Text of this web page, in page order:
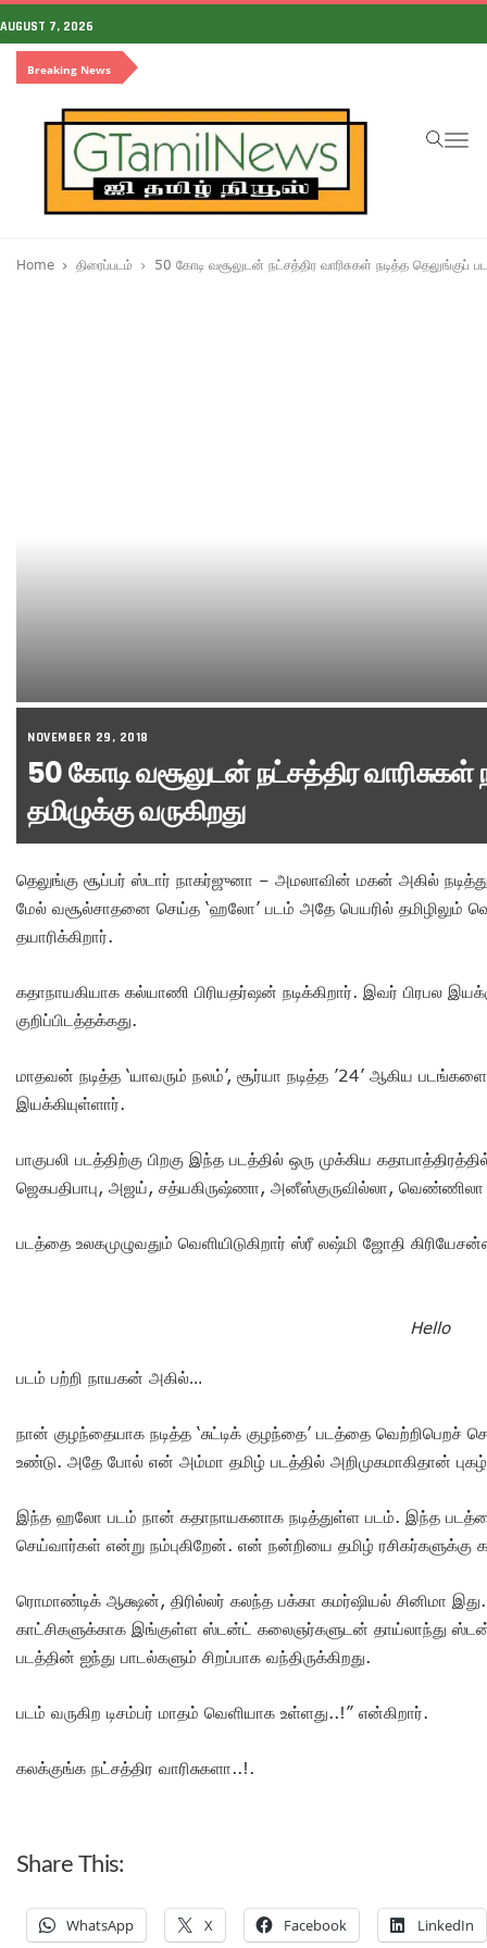
AUGUST 7, 2026
Breaking News
Home திரைப்படம் 50 கோடி வசூலுடன் நட்சத்திர வாரிசுகள் நடித்த தெலுங்குப்
NOVEMBER 29, 2018
50 கோடி வசூலுடன் நட்சத்திர வாரிசுகள்
தமிழுக்கு வருகிறது
தெலுங்கு சூப்பர் ஸ்டார் நாகர்ஜுனா – அமலாவின் மகன் அகில்
மேல் வசூல்சாதனை செய்த ‘ஹலோ’ படம் அதே பெயரில் தமிழிலும்
தயாரிக்கிறார்.
கதாநாயகியாக கல்யாணி பிரியதர்ஷன் நடிக்கிறார். இவர் பிரபல
குறிப்பிடத்தக்கது.
மாதவன் நடித்த ‘யாவரும் நலம்’, சூர்யா நடித்த ’24’ ஆகிய
இயக்கியுள்ளார்.
பாகுபலி படத்திற்கு பிறகு இந்த படத்தில் ஒரு முக்கிய
ஜெகபதிபாபு, அஜய், சத்யகிருஷ்ணா, அனீஸ்குருவில்லா,
படத்தை உலகமுழுவதும் வெளியிடுகிறார் ஸ்ரீ லஷ்மி ஜோதி
Hello
படம் பற்றி நாயகன் அகில்…
நான் குழந்தையாக நடித்த ‘சுட்டிக் குழந்தை’ படத்தை வெற்றிபெறச்
உண்டு. அதே போல் என் அம்மா தமிழ் படத்தில் அறிமுகமாகிதான்
இந்த ஹலோ படம் நான் கதாநாயகனாக நடித்துள்ள படம். இந்த
செய்வார்கள் என்று நம்புகிறேன். என் நன்றியை தமிழ் ரசிகர்களுக்கு
ரொமாண்டிக் ஆக்ஷன், திரில்லர் கலந்த பக்கா கமர்ஷியல் சினிமா
காட்சிகளுக்காக இங்குள்ள ஸ்டன்ட் கலைஞர்களுடன் தாய்லாந்து
படத்தின் ஐந்து பாடல்களும் சிறப்பாக வந்திருக்கிறது.
படம் வருகிற டிசம்பர் மாதம் வெளியாக உள்ளது..!” என்கிறார்.
கலக்குங்க நட்சத்திர வாரிசுகளா..!.
Share This:
WhatsApp X Facebook LinkedIn